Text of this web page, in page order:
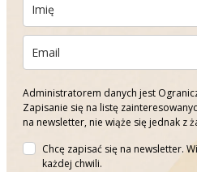
Administratorem danych jest
Zapisanie się na listę
na newsletter, nie wiąże się jednak z
Chcę zapisać się na newsletter.
każdej chwili.